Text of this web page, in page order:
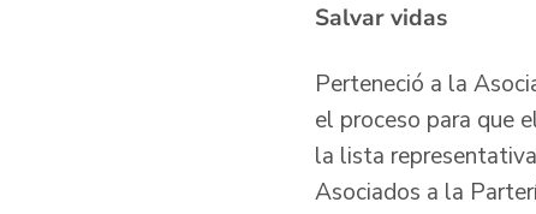
Salvar vidas
Perteneció a la
el proceso para que
la lista
Asociados a la